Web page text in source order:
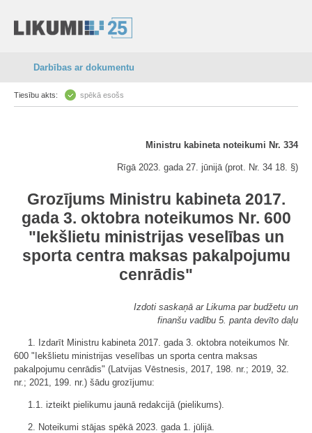
Darbības ar dokumentu
Tiesību akts: spēkā esošs
Ministru kabineta noteikumi Nr. 334
Rīgā 2023. gada 27. jūnijā (prot. Nr. 34 18. §)
Grozījums Ministru kabineta 2017.
gada 3. oktobra noteikumos Nr. 600
"Iekšlietu ministrijas veselības un
sporta centra maksas pakalpojumu
cenrādis"
Izdoti saskaņā ar Likuma par budžetu un
finanšu vadību 5. panta devīto daļu
1. Izdarīt Ministru kabineta 2017. gada 3. oktobra noteikumos Nr.
600 "Iekšlietu ministrijas veselības un sporta centra maksas
pakalpojumu cenrādis" (Latvijas Vēstnesis, 2017, 198. nr.; 2019, 32.
nr.; 2021, 199. nr.) šādu grozījumu:
1.1. izteikt pielikumu jaunā redakcijā (pielikums).
2. Noteikumi stājas spēkā 2023. gada 1. jūlijā.